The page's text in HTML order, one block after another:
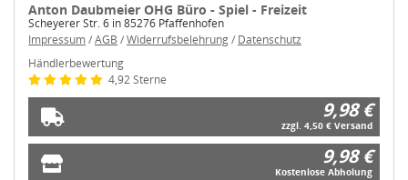
Anton Daubmeier OHG Büro - Spiel - Freizeit
Scheyerer Str. 6 in 85276 Pfaffenhofen
Impressum/AGB /Widerrufsbelehrung/ Datenschutz
Händlerbewertung
4,92 Sterne
9,98 €
zzgl. 4,50 € Versand
9,98 €
Kostenlose Abholung